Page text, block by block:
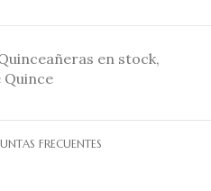
en stock,
Quince
FRECUENTES